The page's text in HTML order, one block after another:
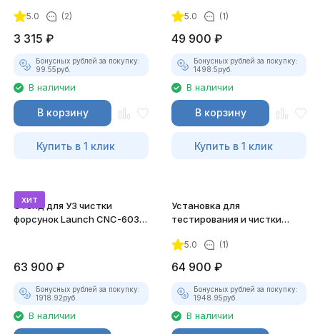
5.0 (2)
3 315 ₽
Бонусных рублей за покупку:
99.55руб.
В наличии
В корзину
Купить в 1 клик
5.0 (1)
49 900 ₽
Бонусных рублей за покупку:
1498.5руб.
В наличии
В корзину
Купить в 1 клик
хит
Стенд для УЗ чистки
форсунок Launch CNC-603A
63 900 ₽
Бонусных рублей за покупку:
1918.92руб.
В наличии
Установка для
тестирования и чистки
GDI, MPI И PIEZO)
5.0 (1)
64 900 ₽
Бонусных рублей за покупку:
1948.95руб.
В наличии